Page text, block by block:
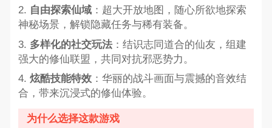
2. 自由探索仙域：超大开放地图，随心所欲地探索
神秘场景，解锁隐藏任务与稀有装备。
3. 多样化的社交玩法：结识志同道合的仙友，组建
强大的修仙联盟，共同对抗邪恶势力。
4. 炫酷技能特效：华丽的战斗画面与震撼的音效结
合，带来沉浸式的修仙体验。
为什么选择这款游戏